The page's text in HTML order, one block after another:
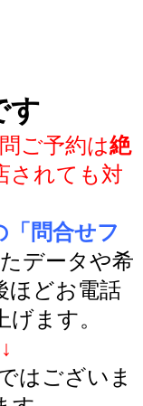
す
ご予約は絶
されても対
「問合せフ
データや希
ほどお電話
ます。
↓
はございま